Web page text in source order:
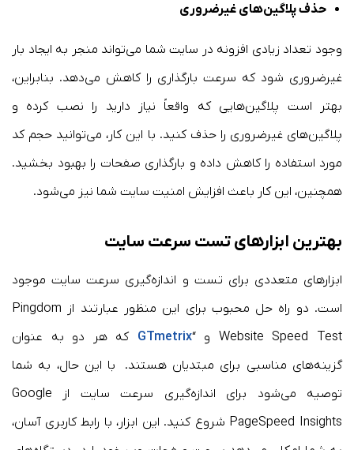
حذف پلاگین‌های غیرضروری
وجود تعداد زیادی افزونه در سایت شما می‌تواند منجر به ایجاد بار
غیرضروری شود که سرعت بارگذاری را کاهش می‌دهد. بنابراین،
بهتر است پلاگین‌هایی که واقعاً نیاز دارید را نصب کرده و
پلاگین‌های غیرضروری را حذف کنید. با این کار، می‌توانید حجم کد
مورد استفاده را کاهش داده و بارگذاری صفحات را بهبود بخشید.
همچنین، این کار باعث افزایش امنیت سایت شما نیز می‌شود.
بهترین ابزارهای تست سرعت سایت
ابزارهای متعددی برای تست و اندازه‌گیری سرعت سایت موجود
است. دو راه حل محبوب برای این منظور عبارتند از Pingdom
Website Speed Test و “
GTmetrix که هر دو به عنوان
گزینه‌های مناسبی برای مبتدیان هستند. با این حال، به شما
توصیه می‌شود برای اندازه‌گیری سرعت سایت از Google
PageSpeed Insights شروع کنید. این ابزار، با رابط کاربری آسان،